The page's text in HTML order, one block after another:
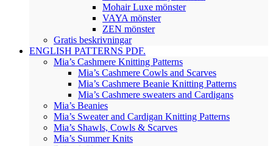
Mohair Luxe mönster
VAYA mönster
ZEN mönster
Gratis beskrivningar
ENGLISH PATTERNS PDF.
Mia’s Cashmere Knitting Patterns
Mia’s Cashmere Cowls and Scarves
Mia’s Cashmere Beanie Knitting Patterns
Mia’s Cashmere sweaters and Cardigans
Mia’s Beanies
Mia’s Sweater and Cardigan Knitting Patterns
Mia’s Shawls, Cowls & Scarves
Mia’s Summer Knits